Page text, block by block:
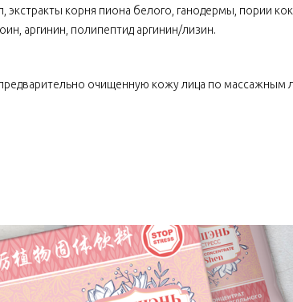
экстракты корня пиона белого, ганодермы, пории
аргинин, полипептид аргинин/лизин.
очищенную кожу лица по массажным